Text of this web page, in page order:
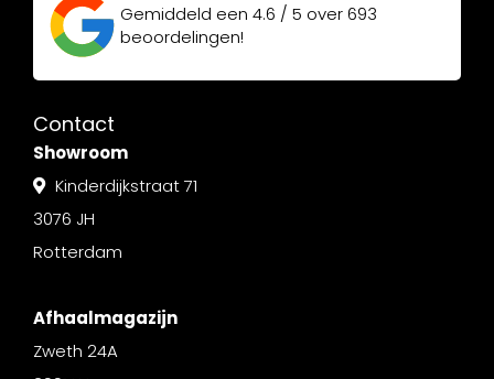
Gemiddeld een 4.6 / 5 over693
beoordelingen!
Contact
Showroom
Kinderdijkstraat 71
3076 JH
Rotterdam
Afhaalmagazijn
Zweth 24A